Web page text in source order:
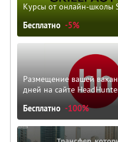
Курсы от онлайн-школы
Бесплатно -5%
Размещение вашей
дней на сайте
Бесплатно -100%